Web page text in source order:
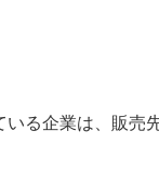
る企業は、販売